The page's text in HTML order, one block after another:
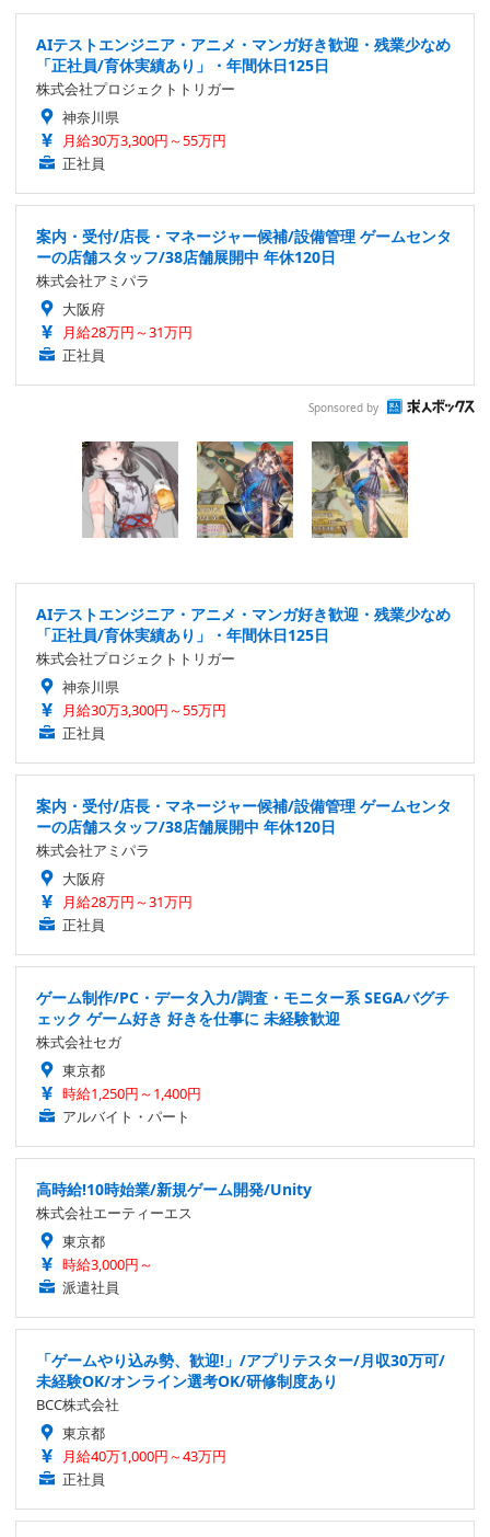
AIテストエンジニア・アニメ・マンガ好き歓迎・残業少なめ
「正社員/育休実績あり」・年間休日125日
株式会社プロジェクトトリガー
神奈川県
月給30万3,300円～55万円
正社員
案内・受付/店長・マネージャー候補/設備管理 ゲームセンタ
ーの店舗スタッフ/38店舗展開中 年休120日
株式会社アミパラ
大阪府
月給28万円～31万円
正社員
Sponsored by
AIテストエンジニア・アニメ・マンガ好き歓迎・残業少なめ
「正社員/育休実績あり」・年間休日125日
株式会社プロジェクトトリガー
神奈川県
月給30万3,300円～55万円
正社員
案内・受付/店長・マネージャー候補/設備管理 ゲームセンタ
ーの店舗スタッフ/38店舗展開中 年休120日
株式会社アミパラ
大阪府
月給28万円～31万円
正社員
ゲーム制作/PC・データ入力/調査・モニター系 SEGAバグチ
ェック ゲーム好き 好きを仕事に 未経験歓迎
株式会社セガ
東京都
時給1,250円～1,400円
アルバイト・パート
高時給!10時始業/新規ゲーム開発/Unity
株式会社エーティーエス
東京都
時給3,000円～
派遣社員
「ゲームやり込み勢、歓迎!」/アプリテスター/月収30万可/
未経験OK/オンライン選考OK/研修制度あり
BCC株式会社
東京都
月給40万1,000円～43万円
正社員